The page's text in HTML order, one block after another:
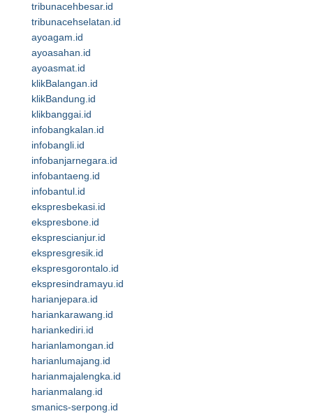
tribunacehbesar.id
tribunacehselatan.id
ayoagam.id
ayoasahan.id
ayoasmat.id
klikBalangan.id
klikBandung.id
klikbanggai.id
infobangkalan.id
infobangli.id
infobanjarnegara.id
infobantaeng.id
infobantul.id
ekspresbekasi.id
ekspresbone.id
eksprescianjur.id
ekspresgresik.id
ekspresgorontalo.id
ekspresindramayu.id
harianjepara.id
hariankarawang.id
hariankediri.id
harianlamongan.id
harianlumajang.id
harianmajalengka.id
harianmalang.id
smanics-serpong.id